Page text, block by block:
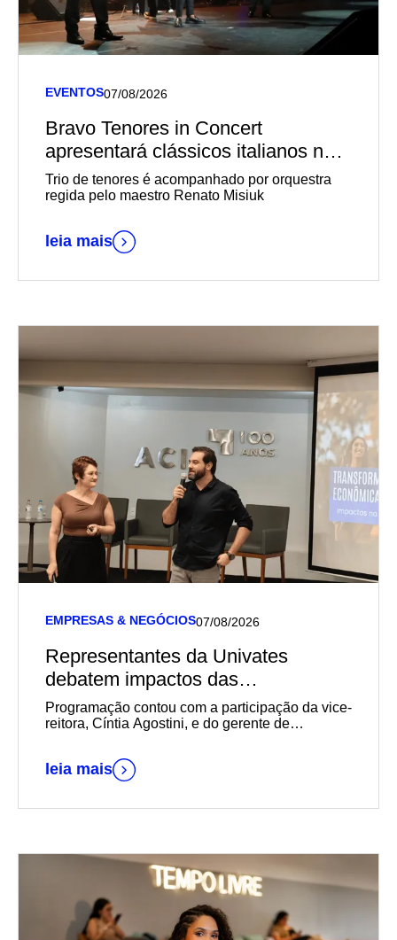
EVENTOS07/08/2026
Bravo Tenores in Concert
apresentará clássicos italianos no
Teatro Univates
Trio de tenores é acompanhado por orquestra
regida pelo maestro Renato Misiuk
leia mais
EMPRESAS & NEGÓCIOS07/08/2026
Representantes da Univates
debatem impactos das
transformações sociais,
econômicas e geracionais na
almoço da Acil
Programação contou com a participação da vice-
reitora, Cíntia Agostini, e do gerente de
instituição, Daniel Wallerius
leia mais